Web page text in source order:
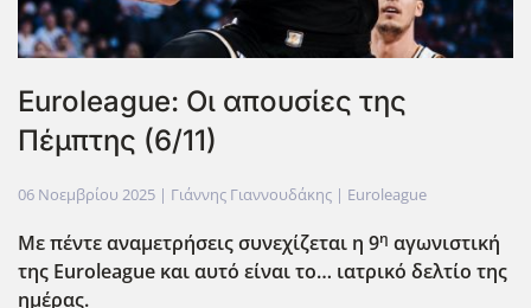
Euroleague: Οι απουσίες της
Πέμπτης (6/11)
06 Νοεμβρίου 2025 | Γιάννης Γιαννουδάκης | Euroleague
Με πέντε αναμετρήσεις συνεχίζεται η 9η αγωνιστική
της Euroleague και αυτό είναι το… ιατρικό δελτίο της
ημέρας.